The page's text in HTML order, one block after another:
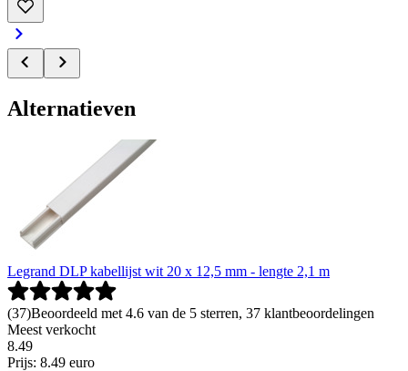
Alternatieven
Legrand DLP kabellijst wit 20 x 12,5 mm - lengte 2,1 m
(37)Beoordeeld met 4.6 van de 5 sterren, 37 klantbeoordelingen
Meest verkocht
8.49
Prijs: 8.49 euro